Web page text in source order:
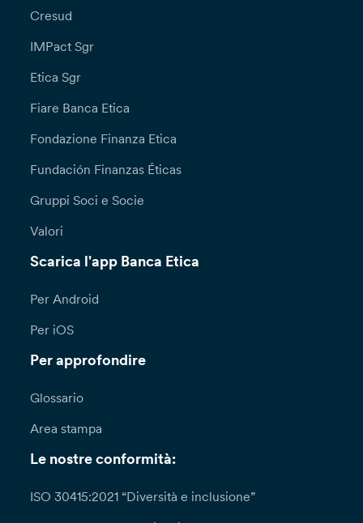
Cresud
IMPact Sgr
Etica Sgr
Fiare Banca Etica
Fondazione Finanza Etica
Fundación Finanzas Éticas
Gruppi Soci e Socie
Valori
Scarica l'app Banca Etica
Per Android
Per iOS
Per approfondire
Glossario
Area stampa
Le nostre conformità:
ISO 30415:2021 “Diversità e inclusione”